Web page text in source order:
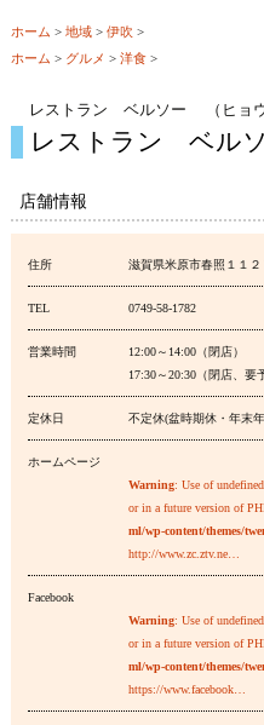
ホーム > 地域> 伊吹 >
ホーム > グルメ > 洋食>
レストラン ベルソー （ヒョウ
レストラン ベル
店舗情報
住所 滋賀県米原市春照１１２
TEL 0749-58-1782
営業時間
12:00～14:00（閉店）
17:30～20:30（閉店、要
定休日 不定休(盆時期休・年末
ホームページ
Warning: Use of
or in a future version of
ml/wp-content/themes/
http://www.zc.ztv.ne…
Facebook
Warning: Use of
or in a future version of
ml/wp-content/themes/
https://www.facebook…